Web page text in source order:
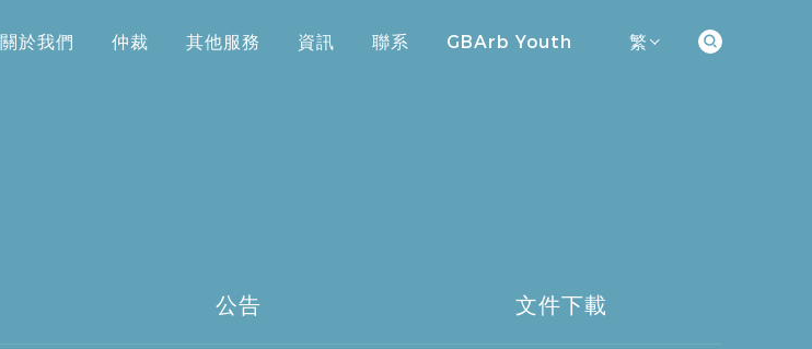
關於我們
仲裁
其他服務
資訊
聯系
GBArb Youth
繁
公告 文件下載